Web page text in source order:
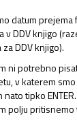
datum prejema
DDV knjigo
DDV knjigo).
ni potrebno
v katerem
tipko
polju pritisnemo